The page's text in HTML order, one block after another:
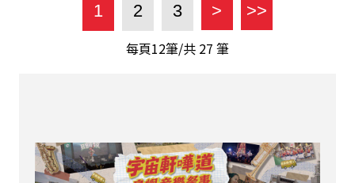
1 2 3 > >>
每頁12筆/共 27 筆